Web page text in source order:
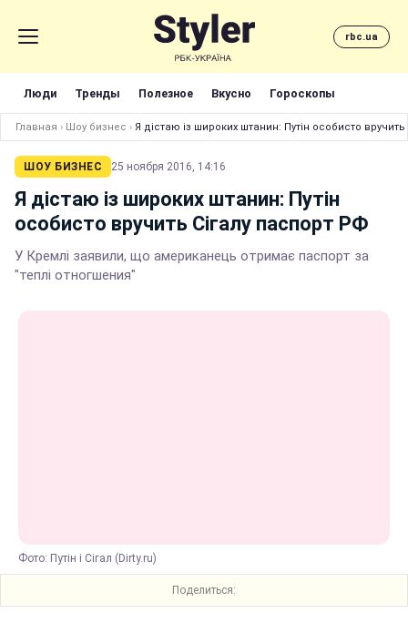
rbc.ua
Люди Тренды Полезное Вкусно Гороскопы
Главная › Шоу бизнес › Я дістаю із широких штанин: Путін особисто
ШОУ БИЗНЕС 25 ноября 2016, 14:16
Я дістаю із широких штанин: Путін
особисто вручить Сігалу паспорт РФ
У Кремлі заявили, що американець отримає паспорт за
"теплі отногшения"
Фото: Путін і Сігал (Dirty.ru)
Поделиться: